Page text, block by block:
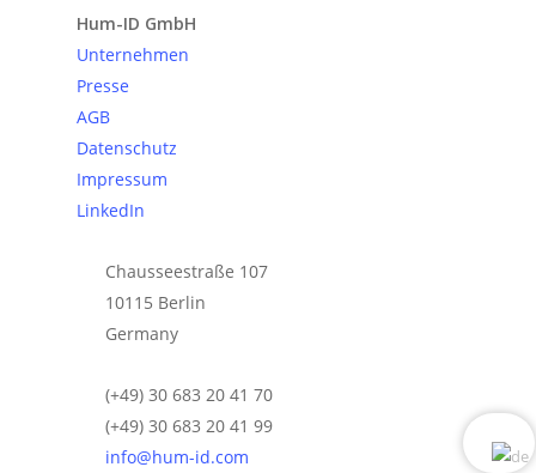
Hum-ID GmbH
Unternehmen
Presse
AGB
Datenschutz
Impressum
LinkedIn
Chausseestraße 107
10115 Berlin
Germany
(+49) 30 683 20 41 70
(+49) 30 683 20 41 99
info@hum-id.com